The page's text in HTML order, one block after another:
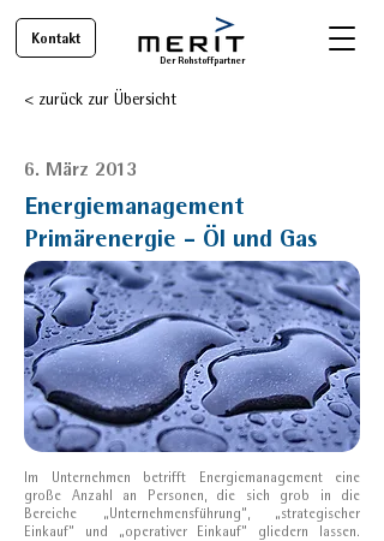
Kontakt
Der Rohstoffpartner
< zurück zur Übersicht
6. März 2013
Energiemanagement
Primärenergie - Öl und Gas
Im Unternehmen betrifft Energiemanagement eine
große Anzahl an Personen, die sich grob in die
Bereiche „Unternehmensführung“, „strategischer
Einkauf“ und „operativer Einkauf“ gliedern lassen.